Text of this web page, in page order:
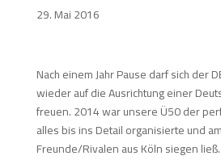
29. Mai 2016
Nach einem Jahr Pause darf sich der
wieder auf die Ausrichtung einer
freuen. 2014 war unsere Ü50 der
alles bis ins Detail organisierte und
Freunde/Rivalen aus Köln siegen ließ.